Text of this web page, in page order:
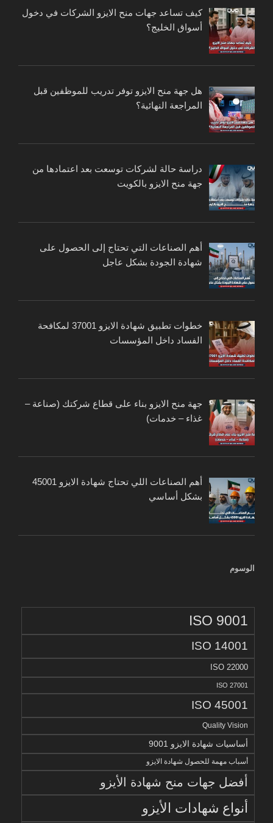
كيف تساعد جهات منح الايزو الشركات في دخول
أسواق الخليج؟
هل جهة منح الايزو توفر تدريب للموظفين قبل
المراجعة النهائية؟
دراسة حالة لشركات توسعت بعد اعتمادها من
جهة منح الايزو بالكويت
أهم الصناعات التي تحتاج إلى الحصول على
شهادة الجودة بشكل عاجل
خطوات تطبيق شهادة الايزو 37001 لمكافحة
الفساد داخل المؤسسات
جهة منح الايزو بناء على قطاع شركتك (صناعة –
غذاء – خدمات)
أهم الصناعات اللي تحتاج شهادة الايزو 45001
بشكل أساسي
الوسوم
ISO 9001
ISO 14001
ISO 22000
ISO 27001
ISO 45001
Quality Vision
أساسيات شهادة الايزو 9001
أسباب مهمة للحصول شهادة الايزو
أفضل جهات منح شهادة الأيزو
أنواع شهادات الأيزو